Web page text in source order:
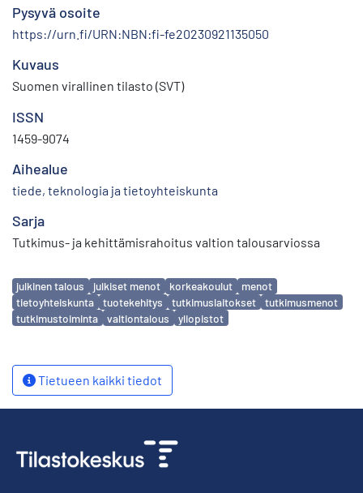
Pysyvä osoite
https://urn.fi/URN:NBN:fi-fe20230921135050
Kuvaus
Suomen virallinen tilasto (SVT)
ISSN
1459-9074
Aihealue
tiede, teknologia ja tietoyhteiskunta
Sarja
Tutkimus- ja kehittämisrahoitus valtion talousarviossa
Avainsanat
julkinen talous julkiset menot korkeakoulut
menot
tietoyhteiskunta
tuotekehitys tutkimuslaitokset
tutkimusmenot
tutkimustoiminta
valtiontalous yliopistot
Tietueen kaikki tiedot